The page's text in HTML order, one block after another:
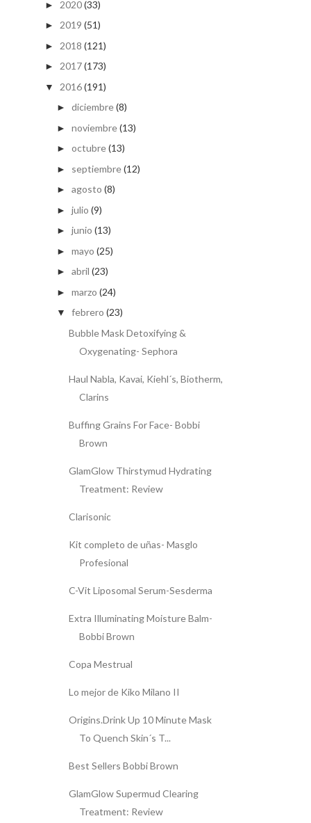
► 2020(33)
► 2019 (51)
► 2018 (121)
► 2017(173)
▼ 2016(191)
► diciembre(8)
► noviembre(13)
► octubre(13)
► septiembre(12)
► agosto (8)
► julio (9)
► junio (13)
► mayo (25)
► abril (23)
► marzo (24)
▼ febrero (23)
Bubble Mask Detoxifying &
Oxygenating- Sephora
Haul Nabla, Kavai, Kiehl´s, Biotherm,
Clarins
Buffing Grains For Face- Bobbi
Brown
GlamGlow Thirstymud Hydrating
Treatment: Review
Clarisonic
Kit completo de uñas- Masglo
Profesional
C-Vit Liposomal Serum-Sesderma
Extra Illuminating Moisture Balm-
Bobbi Brown
Copa Mestrual
Lo mejor de Kiko Milano II
Origins.Drink Up 10 Minute Mask
To Quench Skin´s T...
Best Sellers Bobbi Brown
GlamGlow Supermud Clearing
Treatment: Review